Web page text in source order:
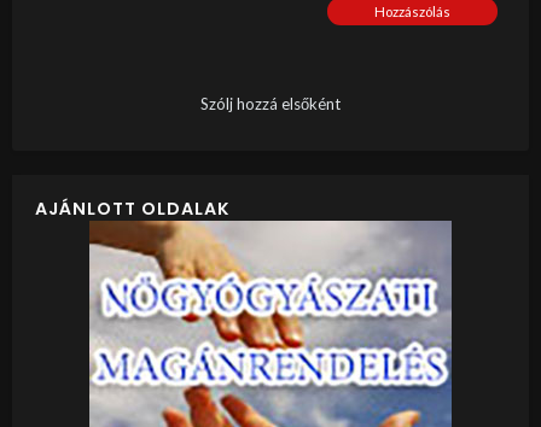
Hozzászólás
Szólj hozzá elsőként
AJÁNLOTT OLDALAK